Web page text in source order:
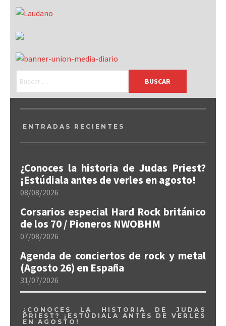
ENTRADAS RECIENTES
¿Conoces la historia de Judas Priest?
¡Estúdiala antes de verles en agosto!
08/08/2026
Corsarios especial Hard Rock británico
de los 70 / Pioneros NWOBHM
07/08/2026
Agenda de conciertos de rock y metal
(Agosto 26) en España
31/07/2026
¿CONOCES LA HISTORIA DE JUDAS
PRIEST? ¡ESTÚDIALA ANTES DE VERLES
EN AGOSTO!